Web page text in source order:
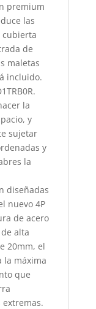
premium
las
cubierta
de
maletas
incluido.
la
y
sujetar
y
la
diseñadas
nuevo 4P
de acero
alta
20mm, el
la máxima
que